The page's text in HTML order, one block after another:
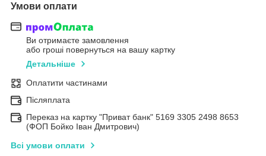
Умови оплати
Ви отримаєте замовлення
або гроші повернуться на вашу картку
Детальніше
Оплатити частинами
Післяплата
Переказ на картку "Приват банк" 5169 3305 2498 8653
(ФОП Бойко Іван Дмитрович)
Всі умови оплати